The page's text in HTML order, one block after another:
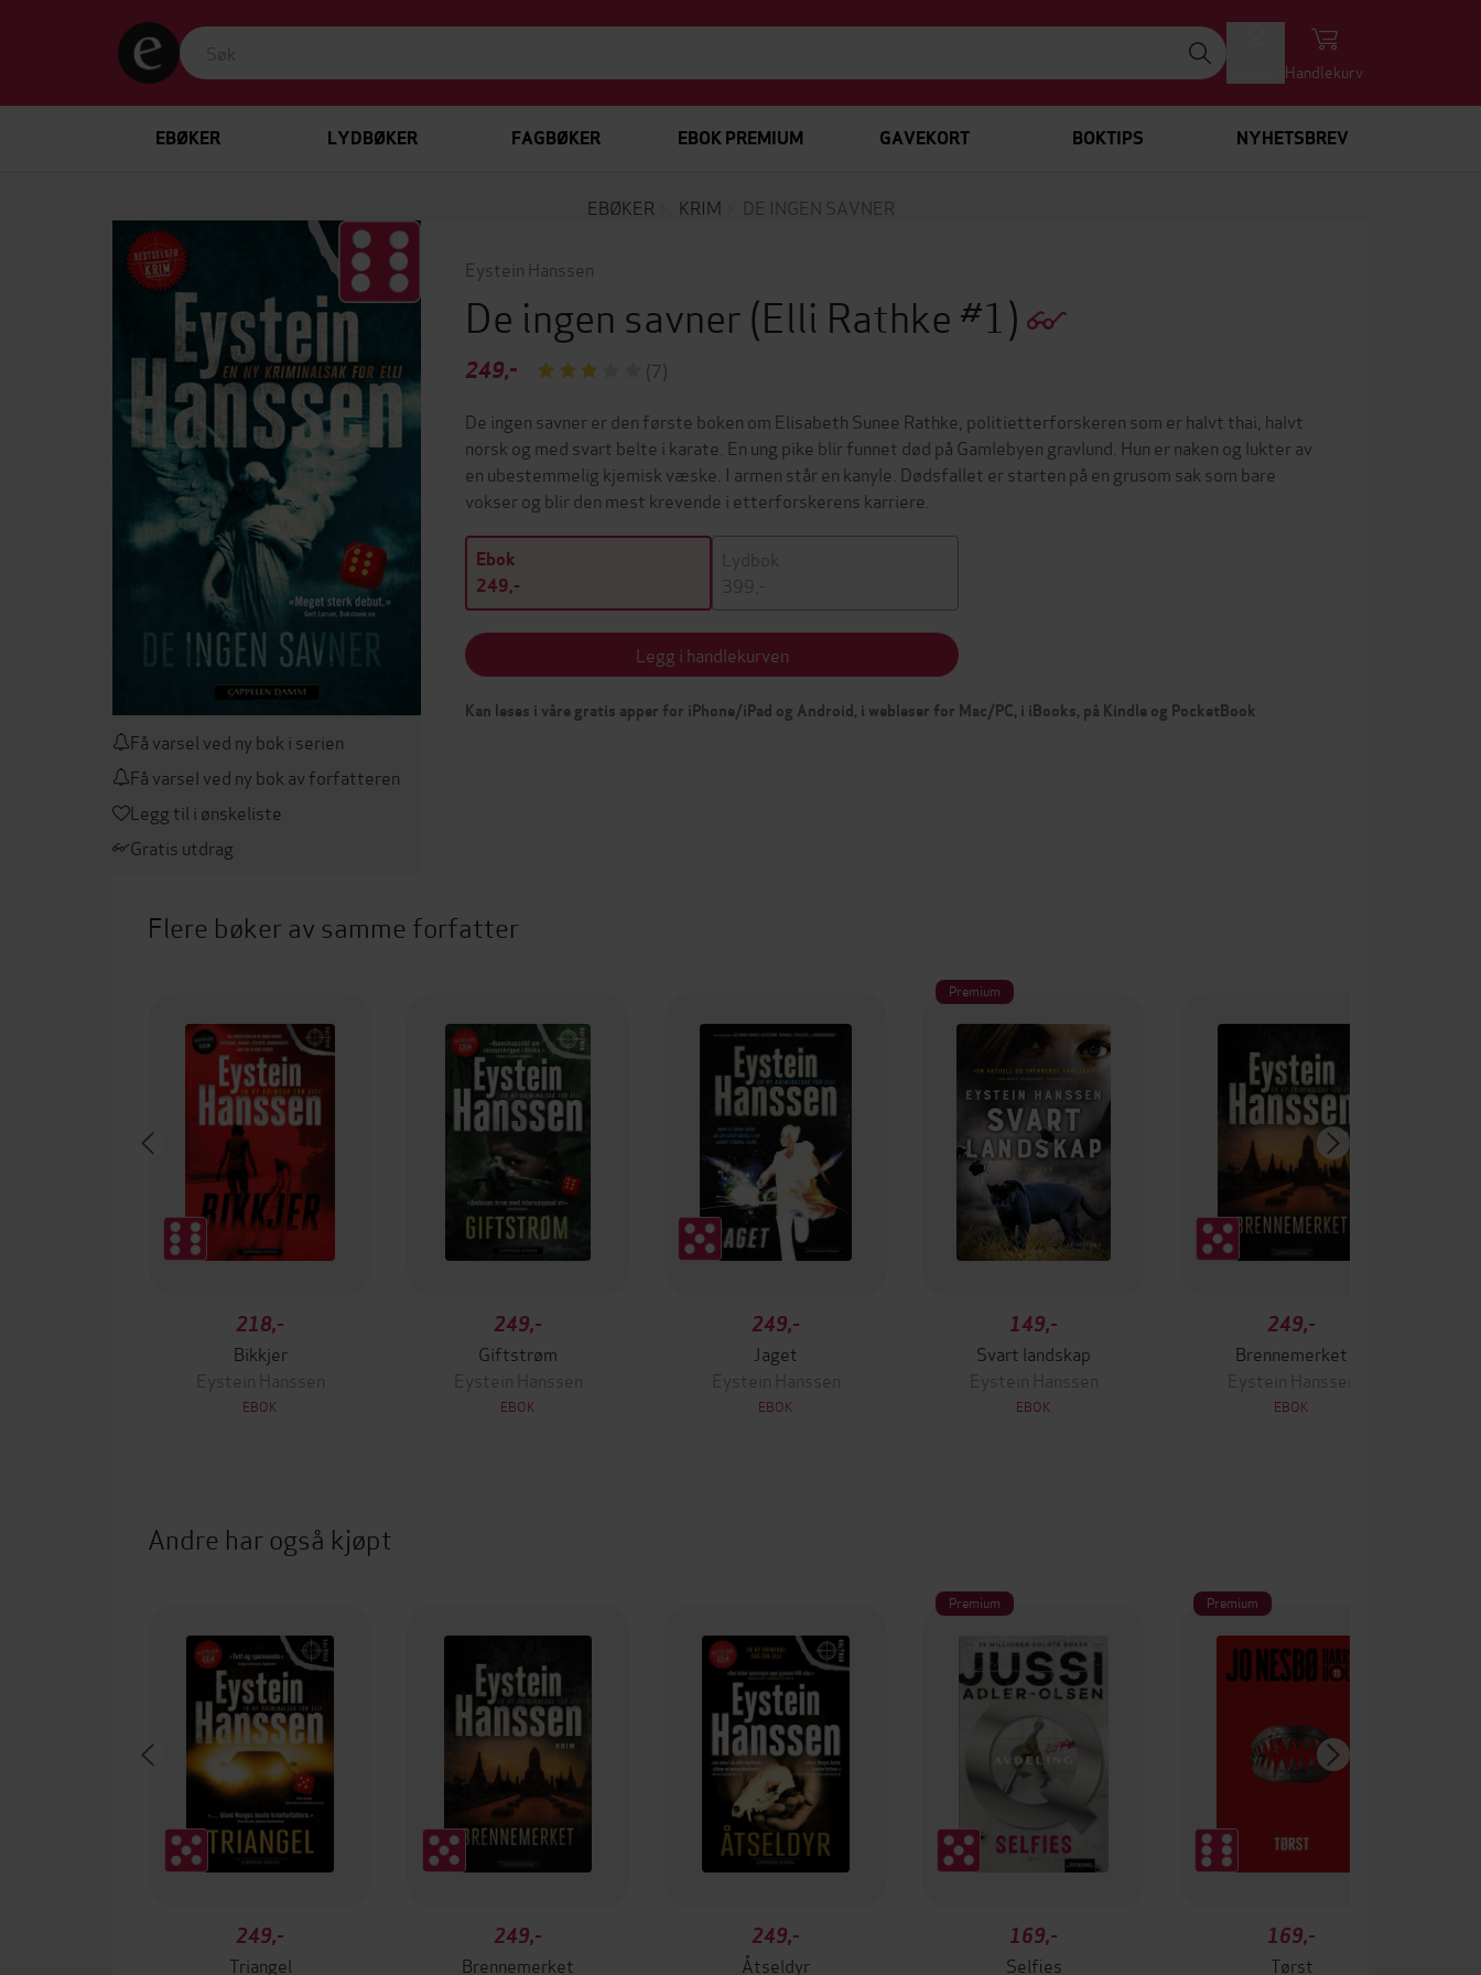
Handlekurv
EBØKER LYDBØKER FAGBØKER EBOK PREMIUM GAVEKORT BOKTIPS NYHETSBREV
EBØKER KRIM DE INGEN SAVNER
Få varsel ved ny bok i serien
Få varsel ved ny bok av forfatteren
Legg til i ønskeliste
Gratis utdrag
Eystein Hanssen
De ingen savner(Elli Rathke #1)
249,-
(7)
De ingen savner er den første boken om Elisabeth Sunee Rathke, politietterforskeren som er halvt thai, halvt
norsk og med svart belte i karate. En ung pike blir funnet død på Gamlebyen gravlund. Hun er naken og lukter av
en ubestemmelig kjemisk væske. I armen står en kanyle. Dødsfallet er starten på en grusom sak som bare
vokser og blir den mest krevende i etterforskerens karriere.
Ebok
249,-
Lydbok
399,-
Legg i handlekurven
Kan leses i våre gratis apper for iPhone/iPad og Android, i webleser for Mac/PC, i iBooks, på Kindle og PocketBook
Flere bøker av samme forfatter
218,-
Bikkjer
Eystein Hanssen
EBOK
249,-
Giftstrøm
Eystein Hanssen
EBOK
249,-
Jaget
Eystein Hanssen
EBOK
Premium
149,-
Svart landskap
Eystein Hanssen
EBOK
249,-
Brennemerket
Eystein Hanssen
EBOK
Andre har også kjøpt
249,-
Triangel
249,-
Brennemerket
249,-
Åtseldyr
Premium
169,-
Selfies
Premium
169,-
Tørst